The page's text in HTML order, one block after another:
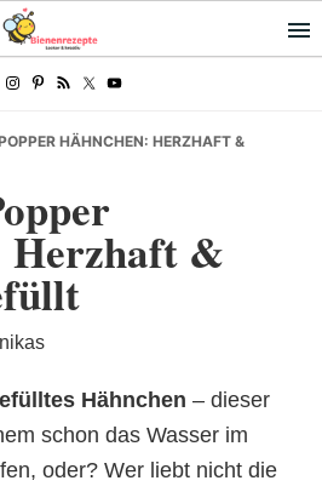
HÄHNCHEN: HERZHAFT &
Herzhaft &
Hähnchen – dieser
schon das Wasser im
oder? Wer liebt nicht die